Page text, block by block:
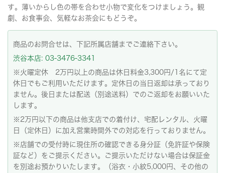
す。薄いからし色の帯を合わせ小物で変化をつけましょう。観
劇、お食事会、気軽なお茶会にもどうぞ。
商品のお問合せは、下記所属店舗までご連絡下さい。
渋谷本店: 03-3476-3341
※火曜定休 2万円以上の商品は休日料金3,300円/1名にて定
休日でもご利用いただけます。定休日の当日返却は承っており
ません。後日または配送（別途送料）でのご返却をお願いいた
します。
※2万円以下の商品は他支店での着付け、宅配レンタル、火曜
日（定休日）に加え営業時間外での対応を行っておりません。
※店舗での受付時に現住所の確認できる身分証（免許証や保険
証など）をご提示ください。ご提示いただけない場合は保証金
を別途お預かりいたします。（浴衣・小紋5,000円、その他の